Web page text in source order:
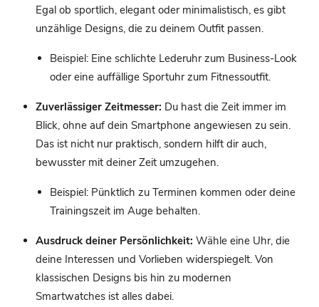
Egal ob sportlich, elegant oder minimalistisch, es gibt
unzählige Designs, die zu deinem Outfit passen.
Beispiel: Eine schlichte Lederuhr zum Business-Look
oder eine auffällige Sportuhr zum Fitnessoutfit.
Zuverlässiger Zeitmesser: Du hast die Zeit immer im
Blick, ohne auf dein Smartphone angewiesen zu sein.
Das ist nicht nur praktisch, sondern hilft dir auch,
bewusster mit deiner Zeit umzugehen.
Beispiel: Pünktlich zu Terminen kommen oder deine
Trainingszeit im Auge behalten.
Ausdruck deiner Persönlichkeit: Wähle eine Uhr, die
deine Interessen und Vorlieben widerspiegelt. Von
klassischen Designs bis hin zu modernen
Smartwatches ist alles dabei.